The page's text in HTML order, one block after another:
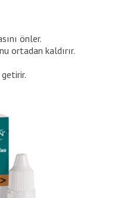
önler.
ortadan kaldırır.